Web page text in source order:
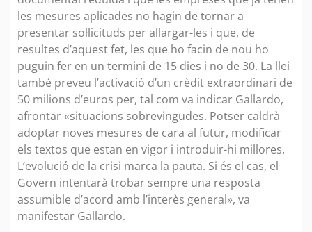
les mesures aplicades no hagin de tornar a
presentar sol·licituds per allargar-les i que, de
resultes d’aquest fet, les que ho facin de nou ho
puguin fer en un termini de 15 dies i no de 30. La llei
també preveu l’activació d’un crèdit extraordinari de
50 milions d’euros per, tal com va indicar Gallardo,
afrontar «situacions sobrevingudes. Potser caldrà
adoptar noves mesures de cara al futur, modificar
els textos que estan en vigor i introduir-hi millores.
L’evolució de la crisi marca la pauta. Si és el cas, el
Govern intentarà trobar sempre una resposta
assumible d’acord amb l’interès general», va
manifestar Gallardo.